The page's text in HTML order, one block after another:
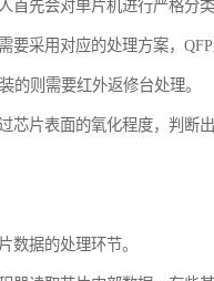
首先会对单片机进行严格分类
要采用对应的处理方案，
的则需要红外返修台处理。
芯片表面的氧化程度，判断
数据的处理环节。